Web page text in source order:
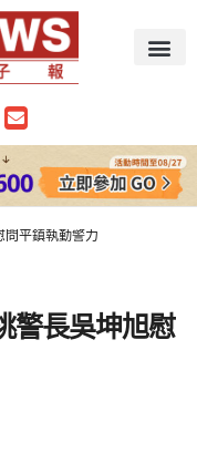
問平鎮執勤警力
警長吳坤旭慰